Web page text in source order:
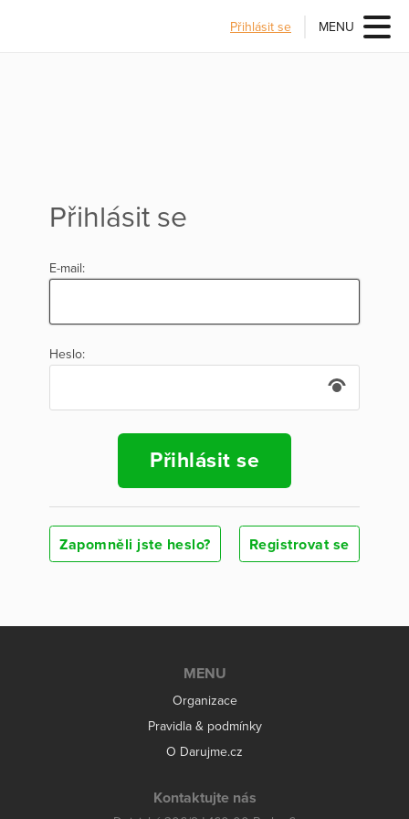
Přihlásit se MENU
Přihlásit se
E-mail:
Heslo:
Přihlásit se
Zapomněli jste heslo? Registrovat se
MENU
Organizace
Pravidla & podmínky
O Darujme.cz
Kontaktujte nás